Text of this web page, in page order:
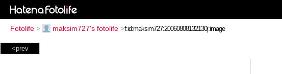
Fotolife > maksim727's fotolife >
<prev